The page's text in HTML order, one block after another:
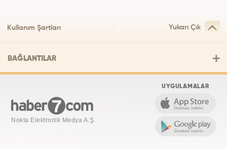
Kullanım Şartları Yukarı Çık
BAĞLANTILAR
Nokta Elektronik Medya A.Ş.
UYGULAMALAR